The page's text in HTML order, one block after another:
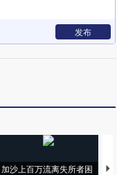
发布
加沙上百万流离失所者困